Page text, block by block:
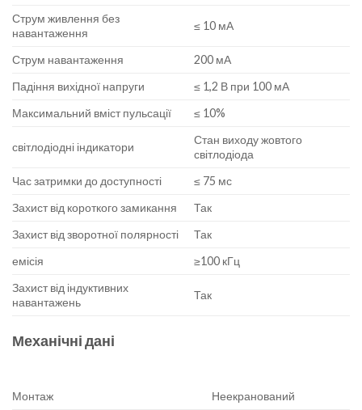
Струм живлення без
навантаження
≤ 10 мА
Струм навантаження
200 мА
Падіння вихідної напруги
≤ 1,2 В при 100 мА
Максимальний вміст пульсації
≤ 10%
світлодіодні індикатори
Стан виходу жовтого
світлодіода
Час затримки до доступності
≤ 75 мс
Захист від короткого замикання
Так
Захист від зворотної полярності
Так
емісія
≥100 кГц
Захист від індуктивних
навантажень
Так
Механічні дані
Монтаж Неекранований